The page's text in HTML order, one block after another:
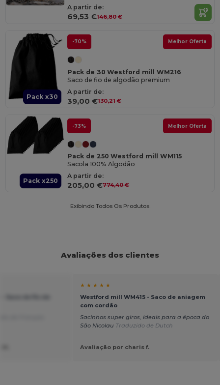
A partir de:
69,53 €146,80 €
Pack x30
-70% Melhor Oferta
Pack de 30 Westford mill WM216
Saco de fio de algodão premium
A partir de:
39,00 €130,21 €
Pack x250
-73% Melhor Oferta
Pack de 250 Westford mill WM115
Sacola 100% Algodão
A partir de:
205,00 €774,40 €
Exibindo Todos Os Produtos.
Avaliações dos clientes
★ ★ ★ ★ ★
Westford mill WM415 - Saco de aniagem
com cordão
Sacinhos super giros, ideais para a época do
São Nicolau Traduzido de Dutch
Avaliação por charis f.